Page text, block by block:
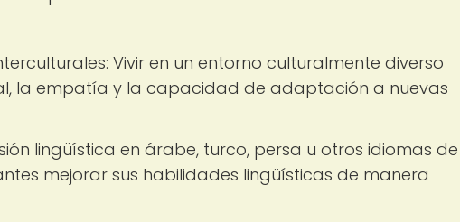
Vivir en un entorno culturalmente diverso
la empatía y la capacidad de adaptación a nuevas
lingüística en árabe, turco, persa u otros idiomas
mejorar sus habilidades lingüísticas de manera